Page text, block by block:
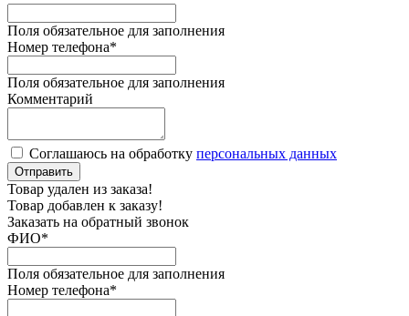
Поля обязательное для заполнения
Номер телефона*
Поля обязательное для заполнения
Комментарий
Соглашаюсь на обработку персональных данных
Отправить
Товар удален из заказа!
Товар добавлен к заказу!
Заказать на обратный звонок
ФИО*
Поля обязательное для заполнения
Номер телефона*